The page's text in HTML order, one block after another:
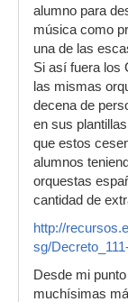
alumno para
música como
una de las
Si así fuera los
las mismas
decena de
en sus
que estos
alumnos
orquestas
cantidad de
http://
sg/
Desde mi
muchísimas